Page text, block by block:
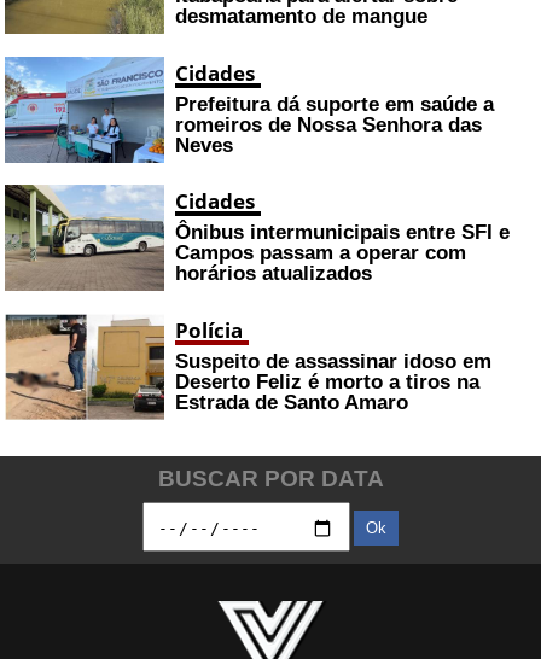
desmatamento de mangue
Cidades
Prefeitura dá suporte em saúde a
romeiros de Nossa Senhora das
Neves
Cidades
Ônibus intermunicipais entre SFI e
Campos passam a operar com
horários atualizados
Polícia
Suspeito de assassinar idoso em
Deserto Feliz é morto a tiros na
Estrada de Santo Amaro
BUSCAR POR DATA
Ok